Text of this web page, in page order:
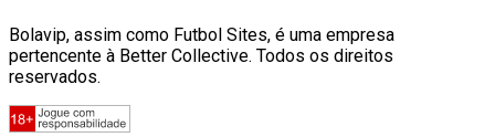
Bolavip, assim como Futbol Sites, é uma empresa
pertencente à Better Collective. Todos os direitos
reservados.